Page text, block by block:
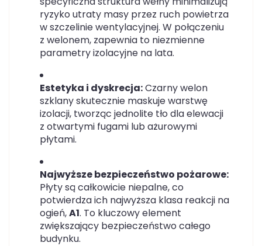
ryzyko utraty masy przez ruch powietrza
w szczelinie wentylacyjnej. W połączeniu
z welonem, zapewnia to niezmienne
parametry izolacyjne na lata.
Estetyka i dyskrecja:Czarny welon
szklany skutecznie maskuje warstwę
izolacji, tworząc jednolite tło dla elewacji
z otwartymi fugami lub ażurowymi
płytami.
Najwyższe bezpieczeństwo pożarowe:
Płyty są całkowicie niepalne, co
potwierdza ich najwyższa klasa reakcji na
ogień,A1. To kluczowy element
zwiększający bezpieczeństwo całego
budynku.